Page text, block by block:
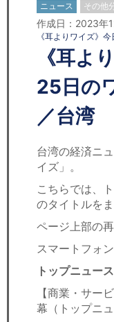
日本人にPR
コンサルティング
リサーチ
セミナー
経済ニュース
ＩＴ
飲食店情報
ニュース その他
作成日：2023年
《耳よりワイズ》
《耳よ
25日の
／台湾
台湾の経済ニ
イズ」。
こちらでは、
のタイトルを
ページ上部の
スマートフォ
トップニュー
【商業・サー
幕（トップニ